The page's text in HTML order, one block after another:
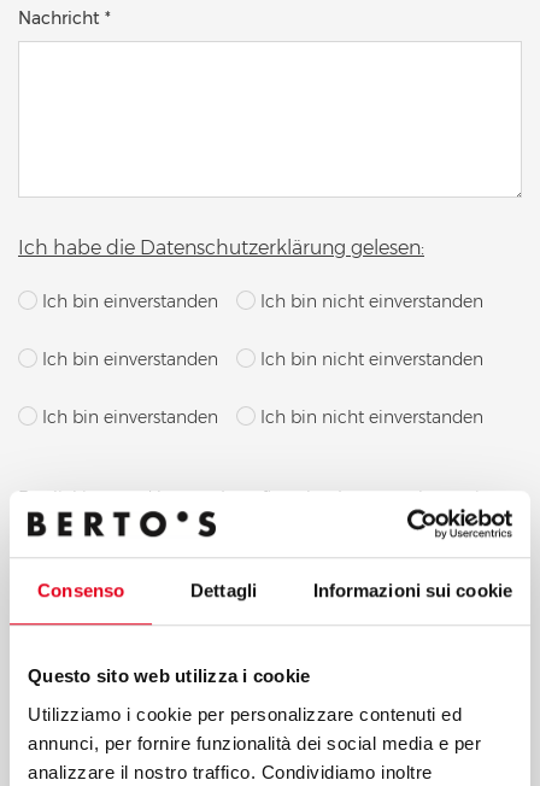
Consenso Dettagli Informazioni sui cookie
Questo sito web utilizza i cookie
Utilizziamo i cookie per personalizzare contenuti ed
annunci, per fornire funzionalità dei social media e per
analizzare il nostro traffico. Condividiamo inoltre
Nachricht *
Ich habe die Datenschutzerklärung gelesen:
Ich bin einverstanden Ich bin nicht einverstanden
Ich bin einverstanden Ich bin nicht einverstanden
Ich bin einverstanden Ich bin nicht einverstanden
By clicking send button, I confirm that I request the service
indicated in point a) of these guidelines; my consent to the
including possible processing carried out in EU member
states or non-EU countries.